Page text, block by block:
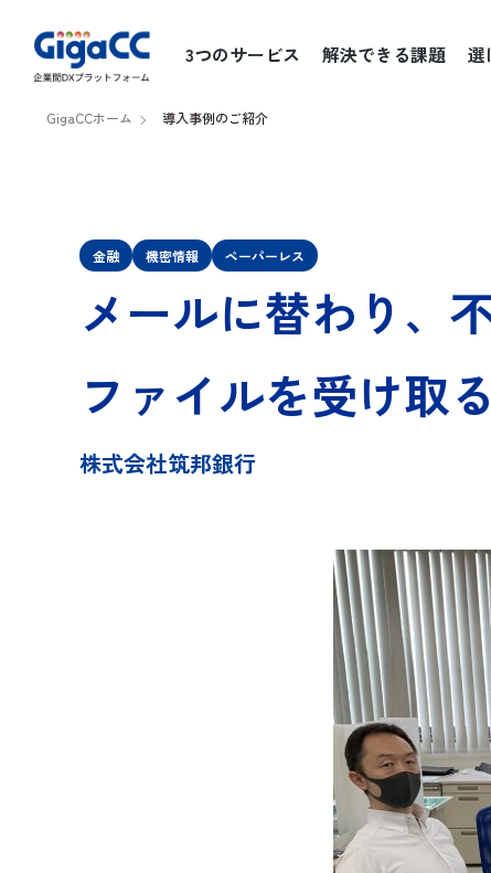
3つのサービス
GigaCC ASP
SHARERN
解決できる課題 選
GigaCCホーム 導入事例のご紹介
金融 機密情報 ペーパーレス
メールに替わり、
ファイルを受け取る
株式会社筑邦銀行